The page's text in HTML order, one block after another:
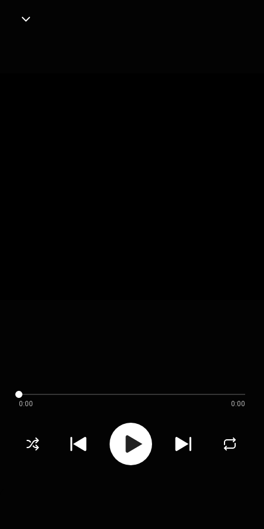
0:00 0:00